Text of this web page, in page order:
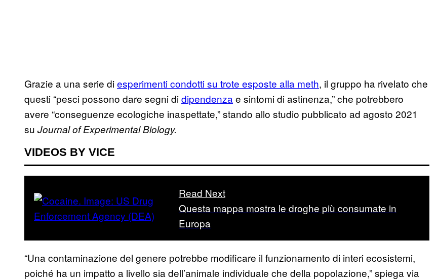
Grazie a una serie diesperimenti condotti su trote esposte alla meth, il gruppo ha rivelato che
questi “pesci possono dare segni didipendenza e sintomi di astinenza,” che potrebbero
avere “conseguenze ecologiche inaspettate,” stando allo studio pubblicato ad agosto 2021
su Journal of Experimental Biology.
VIDEOS BY VICE
Read Next
Questa mappa mostra le droghe più consumate in
Europa
“Una contaminazione del genere potrebbe modificare il funzionamento di interi ecosistemi,
poiché ha un impatto a livello sia dell’animale individuale che della popolazione,” spiega via